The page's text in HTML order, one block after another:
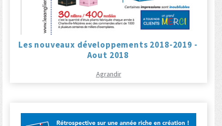
Les nouveaux développements 2018-2019 -
Aout 2018
Agrandir